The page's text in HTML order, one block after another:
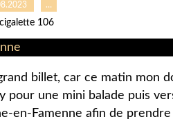
…
106
billet, car ce matin mon
une mini balade puis
en-Famenne afin de prendre